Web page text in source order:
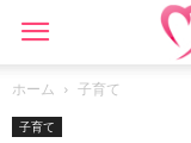
ホーム 子育て
子育て